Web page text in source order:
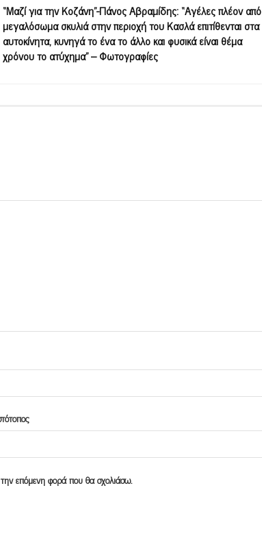
“Mαζί για την Κοζάνη”-Πάνος Αβραμίδης: “Αγέλες πλέον από
μεγαλόσωμα σκυλιά στην περιοχή του Κασλά επιτίθενται στα
αυτοκίνητα, κυνηγά το ένα το άλλο και φυσικά είναι θέμα
χρόνου το ατύχημα” – Φωτογραφίες
επόμενη φορά που θα σχολιάσω.